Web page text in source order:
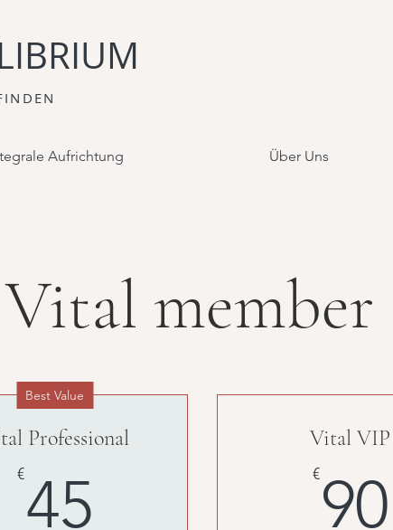
Aufrichtung Über Uns
Vital member
Best Value
Professional
€45
Vital VIP
€90